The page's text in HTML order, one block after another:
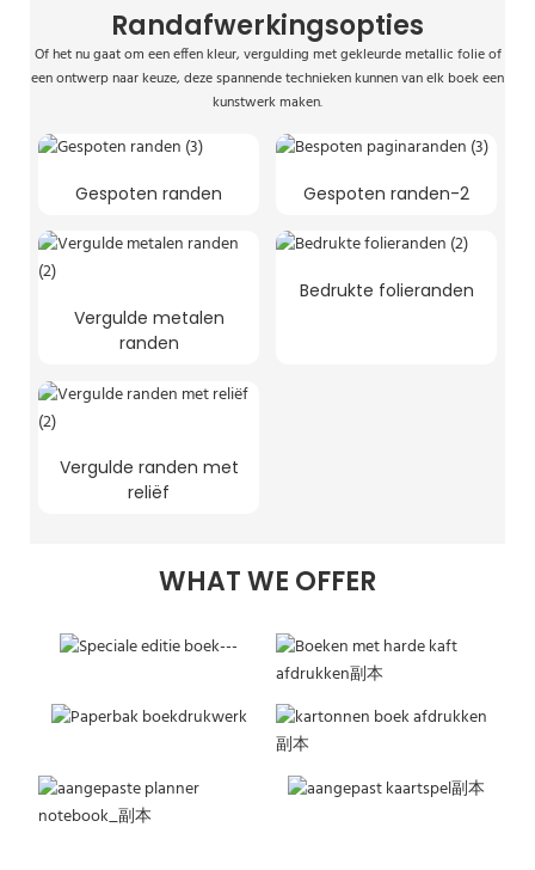
Randafwerkingsopties
Of het nu gaat om een ​​effen kleur, vergulding met gekleurde metallic folie of
een ontwerp naar keuze, deze spannende technieken kunnen van elk boek een
kunstwerk maken.
Gespoten randen Gespoten randen-2
Vergulde metalen
randen
Bedrukte folieranden
Vergulde randen met
reliëf
WHAT WE OFFER